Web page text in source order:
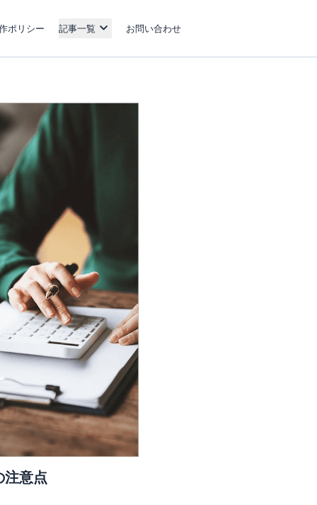
ポリシー 記事一覧 お問い合わせ
注意点